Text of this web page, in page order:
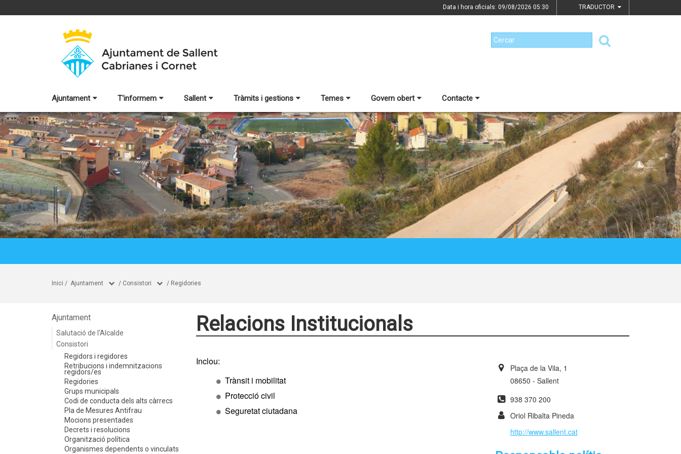
Data i hora oficials: 09/08/2026 05:30 TRADUCTOR
Ajuntament T'informem Sallent Tràmits i gestions Temes Govern obert Contacte
Inici / Ajuntament / Consistori / Regidories
Ajuntament
Salutació de l'Alcalde
Consistori
Regidors i regidores
Retribucions i indemnitzacions
regidors/es
Regidories
Grups municipals
Codi de conducta dels alts càrrecs
Pla de Mesures Antifrau
Mocions presentades
Decrets i resolucions
Organització política
Organismes dependents o vinculats
Relacions Institucionals
Inclou:
Trànsit i mobilitat
Protecció civil
Seguretat ciutadana
Plaça de la Vila, 1
08650 - Sallent
938 370 200
Oriol Ribalta Pineda
http://www.sallent.cat